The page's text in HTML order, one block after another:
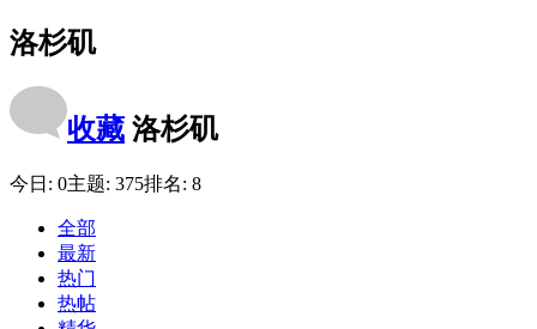
洛杉矶
收藏 洛杉矶
今日: 0主题: 375排名: 8
全部
最新
热门
热帖